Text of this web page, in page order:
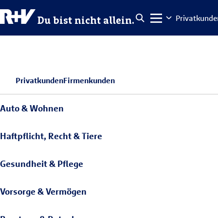
Du bist nicht allein.
PrivatkundenFirmenkunden
Auto & Wohnen
Haftpflicht, Recht & Tiere
Gesundheit & Pflege
Vorsorge & Vermögen